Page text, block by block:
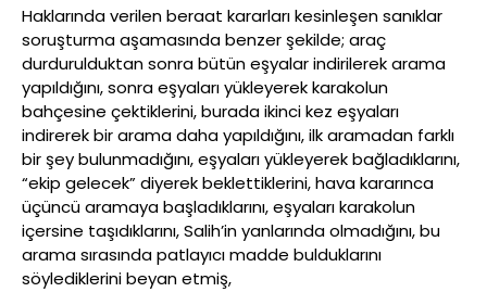
Haklarında verilen beraat kararları kesinleşen sanıklar
soruşturma aşamasında benzer şekilde; araç
durdurulduktan sonra bütün eşyalar indirilerek arama
yapıldığını, sonra eşyaları yükleyerek karakolun
bahçesine çektiklerini, burada ikinci kez eşyaları
indirerek bir arama daha yapıldığını, ilk aramadan farklı
bir şey bulunmadığını, eşyaları yükleyerek bağladıklarını,
“ekip gelecek” diyerek beklettiklerini, hava kararınca
üçüncü aramaya başladıklarını, eşyaları karakolun
içersine taşıdıklarını, Salih’in yanlarında olmadığını, bu
arama sırasında patlayıcı madde bulduklarını
söylediklerini beyan etmiş,